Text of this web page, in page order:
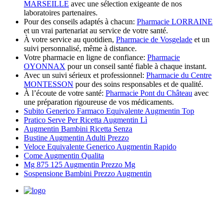
MARSEILLE avec une sélection exigeante de nos
laboratoires partenaires.
Pour des conseils adaptés à chacun: Pharmacie LORRAINE
et un vrai partenariat au service de votre santé.
À votre service au quotidien, Pharmacie de Vosgelade et un
suivi personnalisé, même à distance.
Votre pharmacie en ligne de confiance: Pharmacie
OYONNAX pour un conseil santé fiable à chaque instant.
Avec un suivi sérieux et professionnel: Pharmacie du Centre
MONTESSON pour des soins responsables et de qualité.
À l’écoute de votre santé: Pharmacie Pont du Château avec
une préparation rigoureuse de vos médicaments.
Subito Generico Farmaco Equivalente Augmentin Top
Pratico Serve Per Ricetta Augmentin Lì
Augmentin Bambini Ricetta Senza
Bustine Augmentin Adulti Prezzo
Veloce Equivalente Generico Augmentin Rapido
Come Augmentin Qualita
Mg 875 125 Augmentin Prezzo Mg
Sospensione Bambini Prezzo Augmentin